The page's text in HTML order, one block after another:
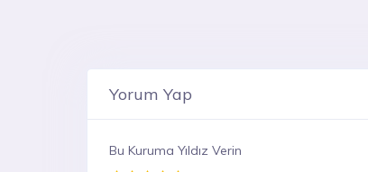
Yorum Yap
Bu Kuruma Yıldız Verin